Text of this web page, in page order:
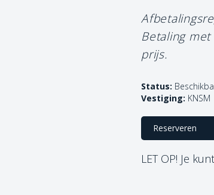
Betaling
prijs.
Status:
Vestiging: KNSM
Reserveren
LET OP! Je